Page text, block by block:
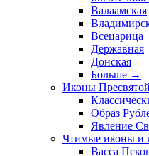
Валаамская
Всецарица
Державная
Донская
Больше →
Иконы
Образ
Явление
Чтимые иконы и
Васса